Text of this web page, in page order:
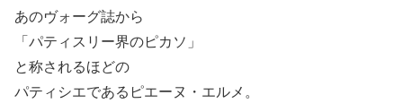
あのヴォーグ誌から
「パティスリー界のピカソ」
と称されるほどの
パティシエであるピエーヌ・エルメ。